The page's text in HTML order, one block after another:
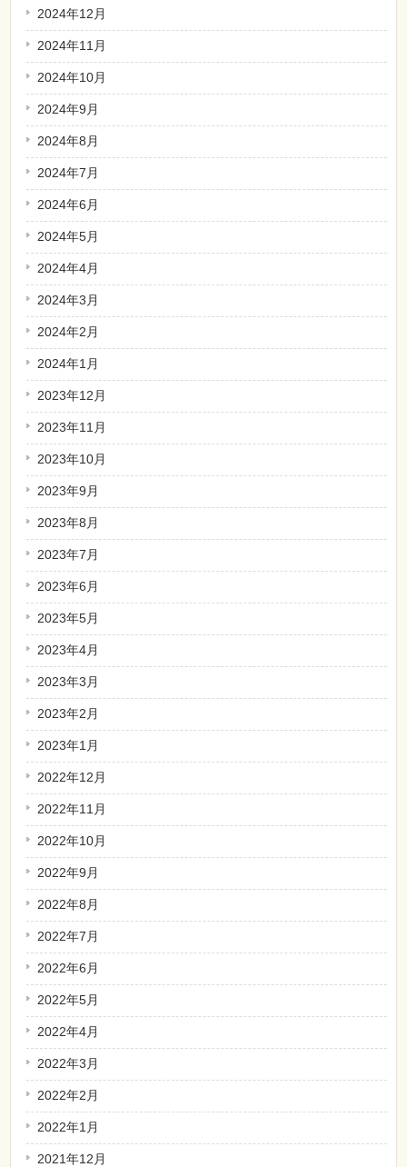
2024年12月
2024年11月
2024年10月
2024年9月
2024年8月
2024年7月
2024年6月
2024年5月
2024年4月
2024年3月
2024年2月
2024年1月
2023年12月
2023年11月
2023年10月
2023年9月
2023年8月
2023年7月
2023年6月
2023年5月
2023年4月
2023年3月
2023年2月
2023年1月
2022年12月
2022年11月
2022年10月
2022年9月
2022年8月
2022年7月
2022年6月
2022年5月
2022年4月
2022年3月
2022年2月
2022年1月
2021年12月